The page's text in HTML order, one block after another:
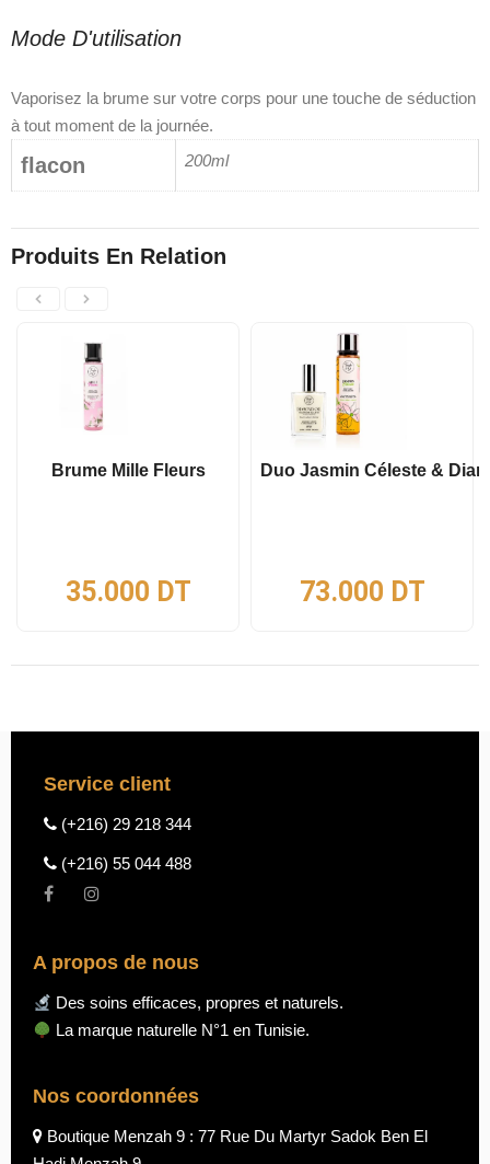
Mode D'utilisation
Vaporisez la brume sur votre corps pour une touche de séduction
à tout moment de la journée.
flacon 200ml
Produits En Relation
Brume Mille Fleurs
35.000 DT
Duo Jasmin Céleste &
73.000 DT
Service client
(+216) 29 218 344
(+216) 55 044 488
A propos de nous
Des soins efficaces, propres et naturels.
La marque naturelle N°1 en Tunisie.
Nos coordonnées
Boutique Menzah 9 : 77 Rue Du Martyr Sadok Ben El